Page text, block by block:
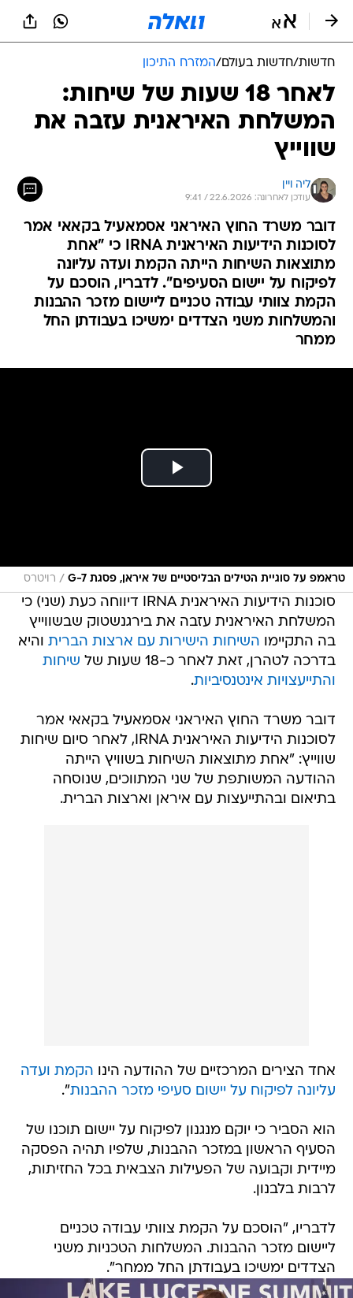
חדשות/חדשות בעולם/המזרח התיכון
לאחר 18 שעות של שיחות:
המשלחת האיראנית עזבה את
שווייץ
ליה ויין
עודכן לאחרונה: 22.6.2026 / 9:41
דובר משרד החוץ האיראני אסמאעיל בקאאי אמר
לסוכנות הידיעות האיראנית IRNA כי "אחת
מתוצאות השיחות הייתה הקמת ועדה עליונה
לפיקוח על יישום הסעיפים". לדבריו, הוסכם על
הקמת צוותי עבודה טכניים ליישום מזכר ההבנות
והמשלחות משני הצדדים ימשיכו בעבודתן החל
ממחר
טראמפ על סוגיית הטילים הבליסטיים של איראן, פסגת G-7 / רויטרס
סוכנות הידיעות האיראנית IRNA דיווחה כעת (שני) כי
המשלחת האיראנית עזבה את בירגנשטוק שבשווייץ
בה התקיימו השיחות הישירות עם ארצות הברית והיא
בדרכה לטהרן, זאת לאחר כ-18 שעות של
שיחות
והתייעצויות אינטנסיביות.
דובר משרד החוץ האיראני אסמאעיל בקאאי אמר
לסוכנות הידיעות האיראנית IRNA, לאחר סיום שיחות
שווייץ: "אחת מתוצאות השיחות בשוויץ הייתה
ההודעה המשותפת של שני המתווכים, שנוסחה
בתיאום ובהתייעצות עם איראן וארצות הברית.
אחד הצירים המרכזיים של ההודעה הינו הקמת ועדה
עליונה לפיקוח על יישום סעיפי מזכר ההבנות".
הוא הסביר כי יוקם מנגנון לפיקוח על יישום תוכנו של
הסעיף הראשון במזכר ההבנות, שלפיו תהיה הפסקה
מיידית וקבועה של הפעילות הצבאית בכל החזיתות,
לרבות בלבנון.
לדבריו, "הוסכם על הקמת צוותי עבודה טכניים
ליישום מזכר ההבנות. המשלחות הטכניות משני
הצדדים ימשיכו בעבודתן החל ממחר".